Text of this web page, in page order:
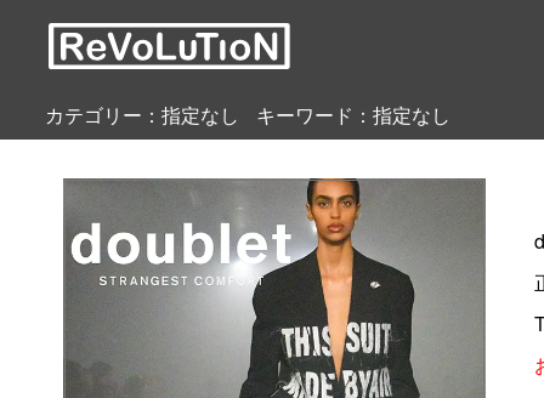
カテゴリー：指定なし キーワード：指定なし